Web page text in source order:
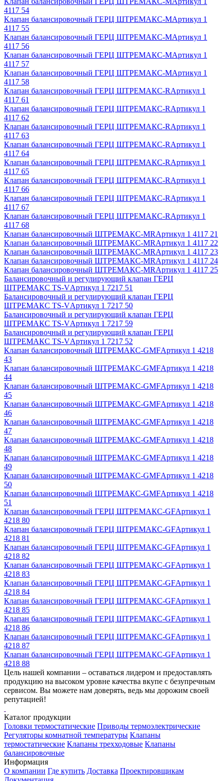
4117 54
Клапан балансировочный ГЕРЦ ШТРЕМАКС-МАртикул 1
4117 55
Клапан балансировочный ГЕРЦ ШТРЕМАКС-МАртикул 1
4117 56
Клапан балансировочный ГЕРЦ ШТРЕМАКС-МАртикул 1
4117 57
Клапан балансировочный ГЕРЦ ШТРЕМАКС-МАртикул 1
4117 58
Клапан балансировочный ГЕРЦ ШТРЕМАКС-RАртикул 1
4117 61
Клапан балансировочный ГЕРЦ ШТРЕМАКС-RАртикул 1
4117 62
Клапан балансировочный ГЕРЦ ШТРЕМАКС-RАртикул 1
4117 63
Клапан балансировочный ГЕРЦ ШТРЕМАКС-RАртикул 1
4117 64
Клапан балансировочный ГЕРЦ ШТРЕМАКС-RАртикул 1
4117 65
Клапан балансировочный ГЕРЦ ШТРЕМАКС-RАртикул 1
4117 66
Клапан балансировочный ГЕРЦ ШТРЕМАКС-RАртикул 1
4117 67
Клапан балансировочный ГЕРЦ ШТРЕМАКС-RАртикул 1
4117 68
Клапан балансировочный ШТРЕМАКС-MRАртикул 1 4117 21
Клапан балансировочный ШТРЕМАКС-MRАртикул 1 4117 22
Клапан балансировочный ШТРЕМАКС-MRАртикул 1 4117 23
Клапан балансировочный ШТРЕМАКС-MRАртикул 1 4117 24
Клапан балансировочный ШТРЕМАКС-MRАртикул 1 4117 25
Балансировочный и регулирующий клапан ГЕРЦ
ШТРЕМАКС TS-VАртикул 1 7217 51
Балансировочный и регулирующий клапан ГЕРЦ
ШТРЕМАКС TS-VАртикул 1 7217 50
Балансировочный и регулирующий клапан ГЕРЦ
ШТРЕМАКС TS-VАртикул 1 7217 59
Балансировочный и регулирующий клапан ГЕРЦ
ШТРЕМАКС TS-VАртикул 1 7217 52
Клапан балансировочный ШТРЕМАКС-GMFАртикул 1 4218
43
Клапан балансировочный ШТРЕМАКС-GMFАртикул 1 4218
44
Клапан балансировочный ШТРЕМАКС-GMFАртикул 1 4218
45
Клапан балансировочный ШТРЕМАКС-GMFАртикул 1 4218
46
Клапан балансировочный ШТРЕМАКС-GMFАртикул 1 4218
47
Клапан балансировочный ШТРЕМАКС-GMFАртикул 1 4218
48
Клапан балансировочный ШТРЕМАКС-GMFАртикул 1 4218
49
Клапан балансировочный ШТРЕМАКС-GMFАртикул 1 4218
50
Клапан балансировочный ШТРЕМАКС-GMFАртикул 1 4218
51
Клапан балансировочный ГЕРЦ ШТРЕМАКС-GFАртикул 1
4218 80
Клапан балансировочный ГЕРЦ ШТРЕМАКС-GFАртикул 1
4218 81
Клапан балансировочный ГЕРЦ ШТРЕМАКС-GFАртикул 1
4218 82
Клапан балансировочный ГЕРЦ ШТРЕМАКС-GFАртикул 1
4218 83
Клапан балансировочный ГЕРЦ ШТРЕМАКС-GFАртикул 1
4218 84
Клапан балансировочный ГЕРЦ ШТРЕМАКС-GFАртикул 1
4218 85
Клапан балансировочный ГЕРЦ ШТРЕМАКС-GFАртикул 1
4218 86
Клапан балансировочный ГЕРЦ ШТРЕМАКС-GFАртикул 1
4218 87
Клапан балансировочный ГЕРЦ ШТРЕМАКС-GFАртикул 1
4218 88
Цель нашей компании – оставаться лидером и предоставлять
продукцию на высоком уровне качества вкупе с безупречным
сервисом. Вы можете нам доверять, ведь мы дорожим своей
репутацией!
Каталог продукции
Головки термостатические Приводы термоэлектрические
Регуляторы комнатной температуры Клапаны
термостатические Клапаны трехходовые Клапаны
балансировочные
Информация
О компании Где купить Доставка Проектировщикам